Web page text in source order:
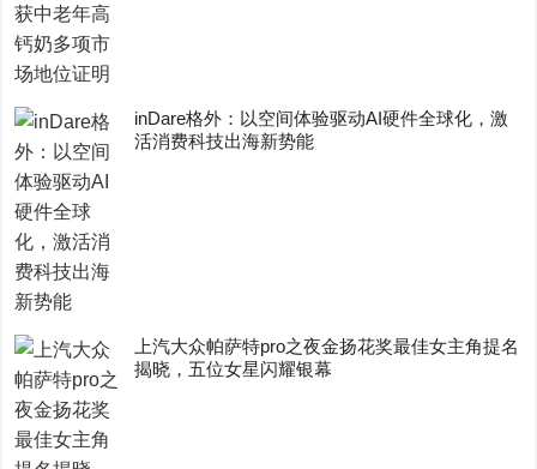
inDare格外：以空间体验驱动AI硬件全球化，激
活消费科技出海新势能
上汽大众帕萨特pro之夜金扬花奖最佳女主角提名
揭晓，五位女星闪耀银幕